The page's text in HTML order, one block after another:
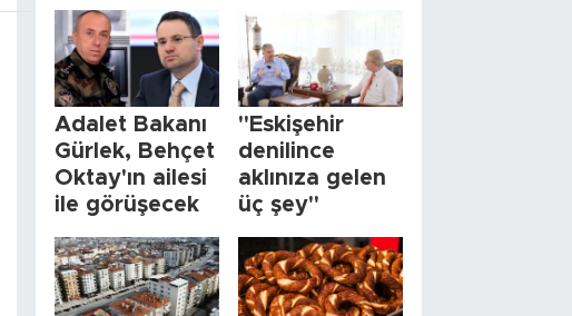
Adalet Bakanı
Gürlek, Behçet
Oktay'ın ailesi
ile görüşecek
"Eskişehir
denilince
aklınıza gelen
üç şey"